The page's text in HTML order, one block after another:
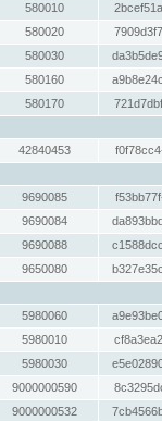
580010
580020
580030
580160
580170
42840453
9690085
9690084
9690088
9650080
5980060
5980010
5980030
9000000590
9000000532